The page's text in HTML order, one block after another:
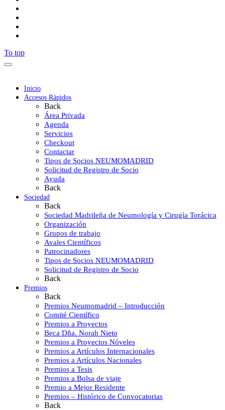
To top
Inicio
Accesos Rápidos
Back
Área Privada
Agenda
Servicios
Checkout
Contactar
Tipos de Socios NEUMOMADRID
Solicitud de Registro de Socio
Ayuda
Back
Sociedad
Back
Sociedad Madrileña de Neumología y Cirugía Torácica
Organización
Grupos de trabajo
Avales Científicos
Patrocinadores
Tipos de Socios NEUMOMADRID
Solicitud de Registro de Socio
Back
Premios
Back
Premios Neumomadrid – Introducción
Comité Científico
Premios a Proyectos
Beca Dña. Norah Nieto
Premios a Proyectos Nóveles
Premios a Artículos Internacionales
Premios a Artículos Nacionales
Premios a Tesis
Premios a Bolsa de viaje
Premio a Mejor Residente
Premios – Histórico de Convocatorias
Back